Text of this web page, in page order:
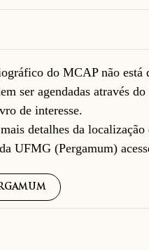
do MCAP não está
ser agendadas através
de interesse.
detalhes da
UFMG (Pergamum)